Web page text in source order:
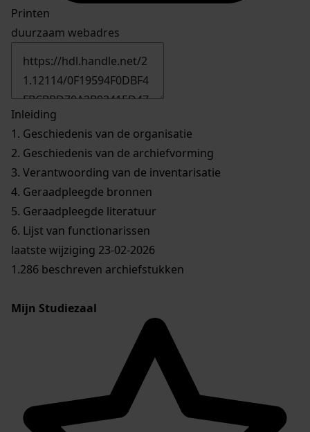
Printen
duurzaam webadres
Inleiding
1. Geschiedenis van de organisatie
2. Geschiedenis van de archiefvorming
3. Verantwoording van de inventarisatie
4. Geraadpleegde bronnen
5. Geraadpleegde literatuur
6. Lijst van functionarissen
laatste wijziging 23-02-2026
1.286 beschreven archiefstukken
Mijn Studiezaal